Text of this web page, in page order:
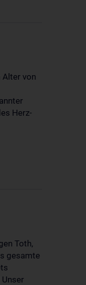
Alter von
Herz-
Toth,
gesamte